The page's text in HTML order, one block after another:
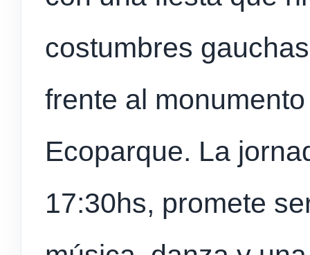
costumbres
frente al
Ecoparque. La
17:30hs, promete